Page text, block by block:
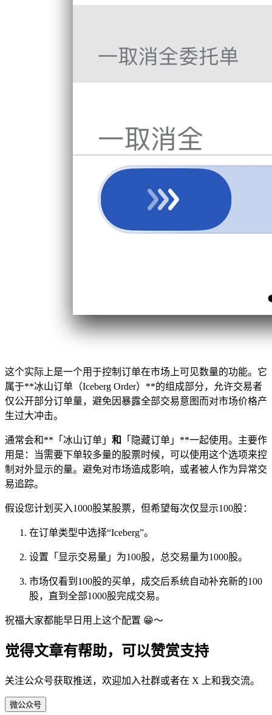
这个实际上是一个用于控制订单在市场上可见数量的功能。它
属于**冰山订单（Iceberg Order）**的组成部分，允许交易者
仅公开部分订单量，避免因暴露全部交易意图而对市场价格产
生过大冲击。
通常会和**「冰山订单」 和
「隐藏订单」**一起使用。主要作
用是：当需要下单较多量的股票时候，可以使用这个选项来控
制对外显示的量。避免对市场造成影响，或者被人作为异常交
易追踪。
假设您计划买入1000股某股票，但希望每次仅显示100股：
在订单类型中选择“Iceberg”。
设置「显示交易量」为100股，总交易量为1000股。
市场仅看到100股的买单，成交后系统自动补充新的100
股，直到全部1000股完成交易。
祝福大家都能早日用上这个配置 😁～
觉得文章有帮助，可以赞赏支持
关注公众号获取推送，欢迎加入社群或者在 X 上和我交流。
微公众号